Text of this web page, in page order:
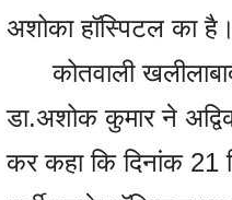
अशोका हॉस्पिटल का है।
कोतवाली
डा.अशोक कुमार ने
कर कहा कि दिनांक 21